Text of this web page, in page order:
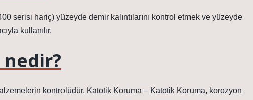
serisi hariç) yüzeyde demir kalıntılarını kontrol etmek ve yüzeyde
kullanılır.
kontrolüdür. Katotik Koruma – Katotik Koruma, korozyon